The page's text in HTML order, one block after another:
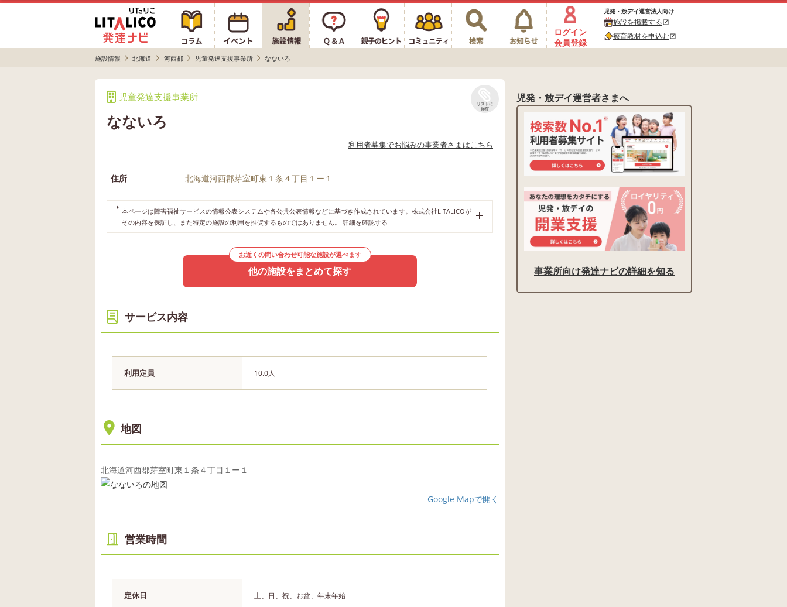
ログイン
会員登録
児発・放デイ運営法人向け
施設を掲載するopen_in_new
療育教材を申込むopen_in_new
施設情報 北海道 河西郡 児童発達支援事業所 なないろ
児童発達支援事業所
なないろ
リストに
保存
利用者募集でお悩みの事業者さまはこちら
住所 北海道河西郡芽室町東１条４丁目１ー１
本ページは障害福祉サービスの情報公表システムや各公共公表情報などに基づき作成されています。株式会社LITALICOが
その内容を保証し、また特定の施設の利用を推奨するものではありません。 詳細を確認する
お近くの問い合わせ可能な施設が選べます
他の施設をまとめて探す
サービス内容
利用定員 10.0人
地図
北海道河西郡芽室町東１条４丁目１ー１
Google Mapで開く
営業時間
定休日 土、日、祝、お盆、年末年始
児発・放デイ運営者さまへ
事業所向け発達ナビの詳細を知る